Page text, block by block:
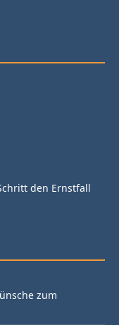
den Ernstfall
zum